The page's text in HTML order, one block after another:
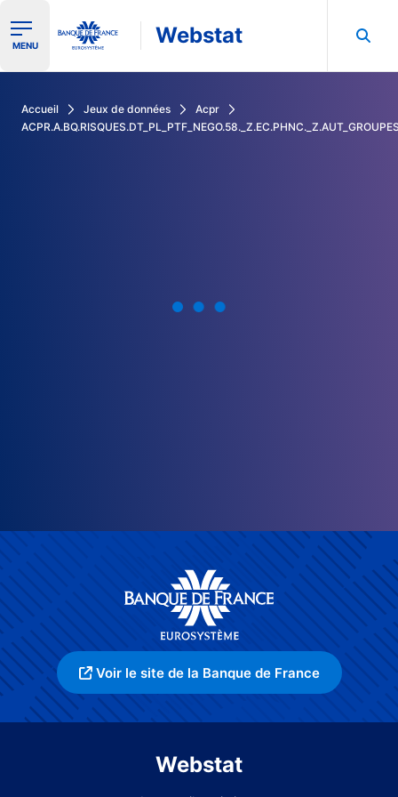
Ouvrir le menu de navigation
MENU Webstat
Accueil Jeux de données
Acpr
Voir le site de la Banque de France
Webstat